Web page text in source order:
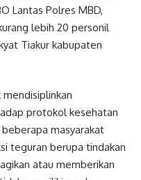
Lantas Polres MBD,
lebih 20 personil
Tiakur kabupaten
protokol kesehatan
masyarakat
teguran berupa tindakan
atau memberikan